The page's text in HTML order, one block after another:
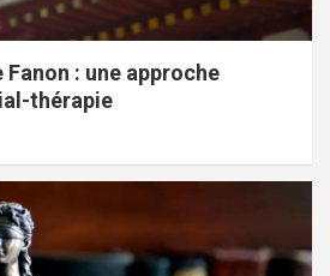
: une approche
thérapie